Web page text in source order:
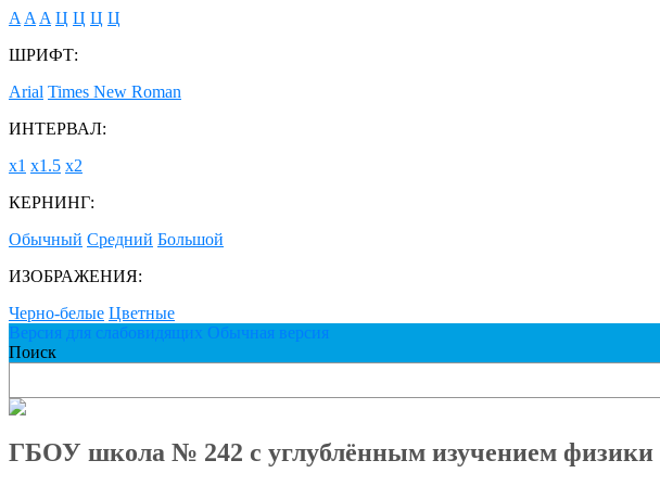
A A A Ц Ц Ц Ц
ШРИФТ:
Arial Times New Roman
ИНТЕРВАЛ:
х1 х1.5 х2
КЕРНИНГ:
Обычный Средний Большой
ИЗОБРАЖЕНИЯ:
Черно-белые Цветные
Версия для слабовидящих Обычная версия
Поиск
ГБОУ школа № 242 с углублённым изучением физики